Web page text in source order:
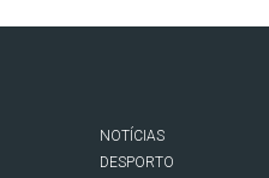
NOTÍCIAS
DESPORTO